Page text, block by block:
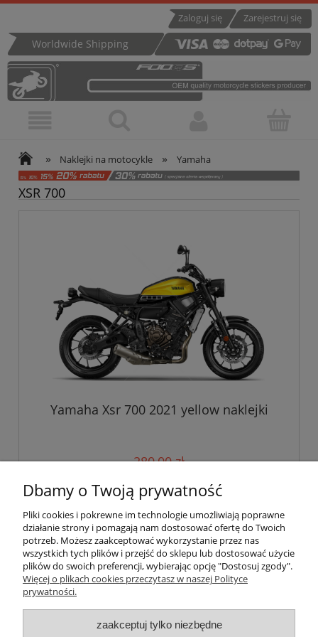
Zarejestruj się
Zaloguj się
Worldwide Shipping
» Naklejki na motocykle » Yamaha
XSR 700
Yamaha Xsr 700 2021 yellow naklejki
280,00 zł
do koszyka
Pomoc
Płatności i dostawa
Dbamy o Twoją prywatność
Pliki cookies i pokrewne im technologie umożliwiają poprawne
działanie strony i pomagają nam dostosować ofertę do Twoich
potrzeb. Możesz zaakceptować wykorzystanie przez nas
wszystkich tych plików i przejść do sklepu lub dostosować użycie
plików do swoich preferencji, wybierając opcję "Dostosuj zgody".
Więcej o plikach cookies przeczytasz w naszej Polityce
prywatności.
zaakceptuj tylko niezbędne